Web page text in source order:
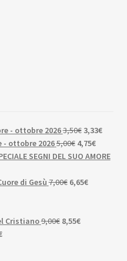
- ottobre 20263,50€ Il
prezzo
originale
3,50€.
3,33€Il
attuale
- ottobre 20265,00€ Il
prezzo
era:
4,75€Il
prezzo
SEGNI DEL SUO AMORE
di Gesù 7,00€ Il
era:
6,65€Il
Cristiano9,00€ Il8,55€Il
Il